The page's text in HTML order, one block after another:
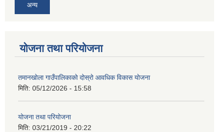
अन्य
योजना तथा परियोजना
तमानखोला गाउँपालिकाको दोस्रो आवधिक विकास योजना
मिति: 05/12/2026 - 15:58
योजना तथा परियोजना
मिति: 03/21/2019 - 20:22